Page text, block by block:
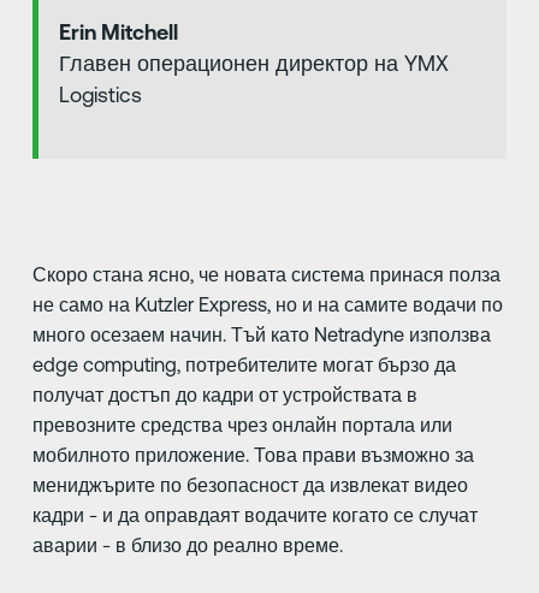
Erin Mitchell
Главен операционен директор на YMX
Logistics
Скоро стана ясно, че новата система принася полза
не само на Kutzler Express, но и на самите водачи по
много осезаем начин. Тъй като Netradyne използва
edge computing, потребителите могат бързо да
получат достъп до кадри от устройствата в
превозните средства чрез онлайн портала или
мобилното приложение. Това прави възможно за
мениджърите по безопасност да извлекат видео
кадри - и да оправдаят водачите когато се случат
аварии - в близо до реално време.